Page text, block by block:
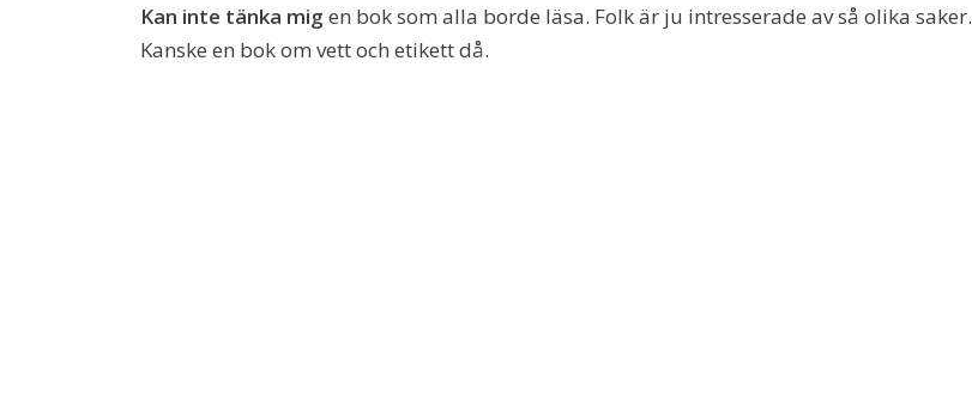
Kan inte tänka mig en bok som alla borde läsa. Folk är ju intresserade av så olika saker.
Kanske en bok om vett och etikett då.